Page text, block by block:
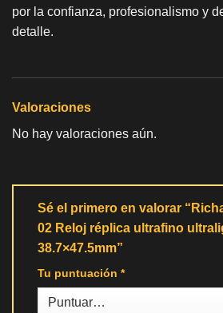
por la confianza, profesionalismo y
detalle.
Valoraciones
No hay valoraciones aún.
Sé el primero en valorar
02 Reloj réplica ultrafino
38.7×47.5mm”
Tu puntuación *